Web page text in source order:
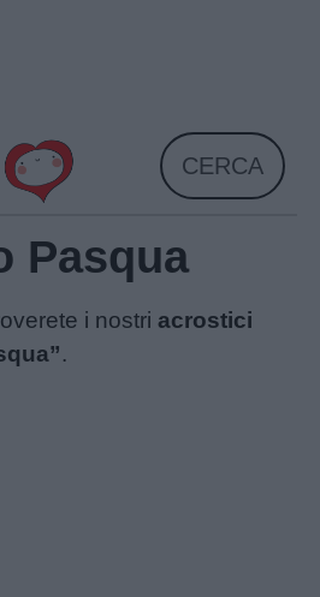
CERCA
Pasqua
i nostriacrostici
.